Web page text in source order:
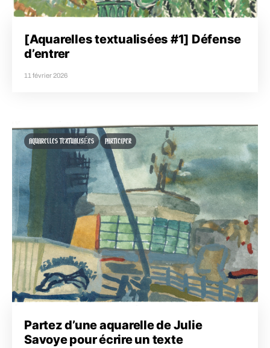
[Aquarelles textualisées #1] Défense
d’entrer
11 février 2026
AQUARELLES TEXTUALISÉES PARTICIPER
Partez d’une aquarelle de Julie
Savoye pour écrire un texte